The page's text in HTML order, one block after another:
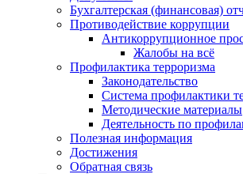
Бухгалтерская (финансовая)
Противодействие коррупции
Антикоррупционное
Жалобы на всё
Профилактика терроризма
Законодательство
Система профилактики
Методические материалы
Деятельность по
Полезная информация
Достижения
Обратная связь